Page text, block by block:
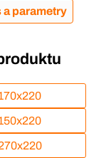
a parametry